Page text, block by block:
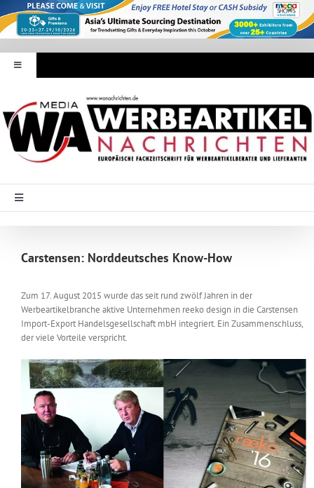
Inhalt
springen
Toggle
Navigation
Werbeartikel Nachrichten
E-Paper
WA Media
Kontakt
Toggle
Messen & Events
Unternehmen
Interviews
Wissen
Carstensen: Norddeutsches Know-How
Zum 17. August 2015 wurde das seit rund zwölf Jahren in der
Werbeartikelbranche aktive Unternehmen reeko design in die Carstensen
Import-Export Handelsgesellschaft mbH integriert. Ein Zusammenschluss,
der viele Vorteile verspricht.